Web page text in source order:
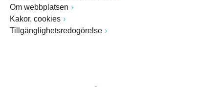
Om webbplatsen
Kakor, cookies
Tillgänglighetsredogörelse